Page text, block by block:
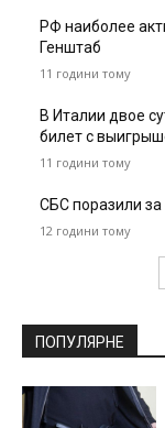
РФ наиболее
Генштаб
11 години тому
В Италии двое
билет с
11 години тому
СБС поразили за
12 години тому
ПОПУЛЯРНЕ